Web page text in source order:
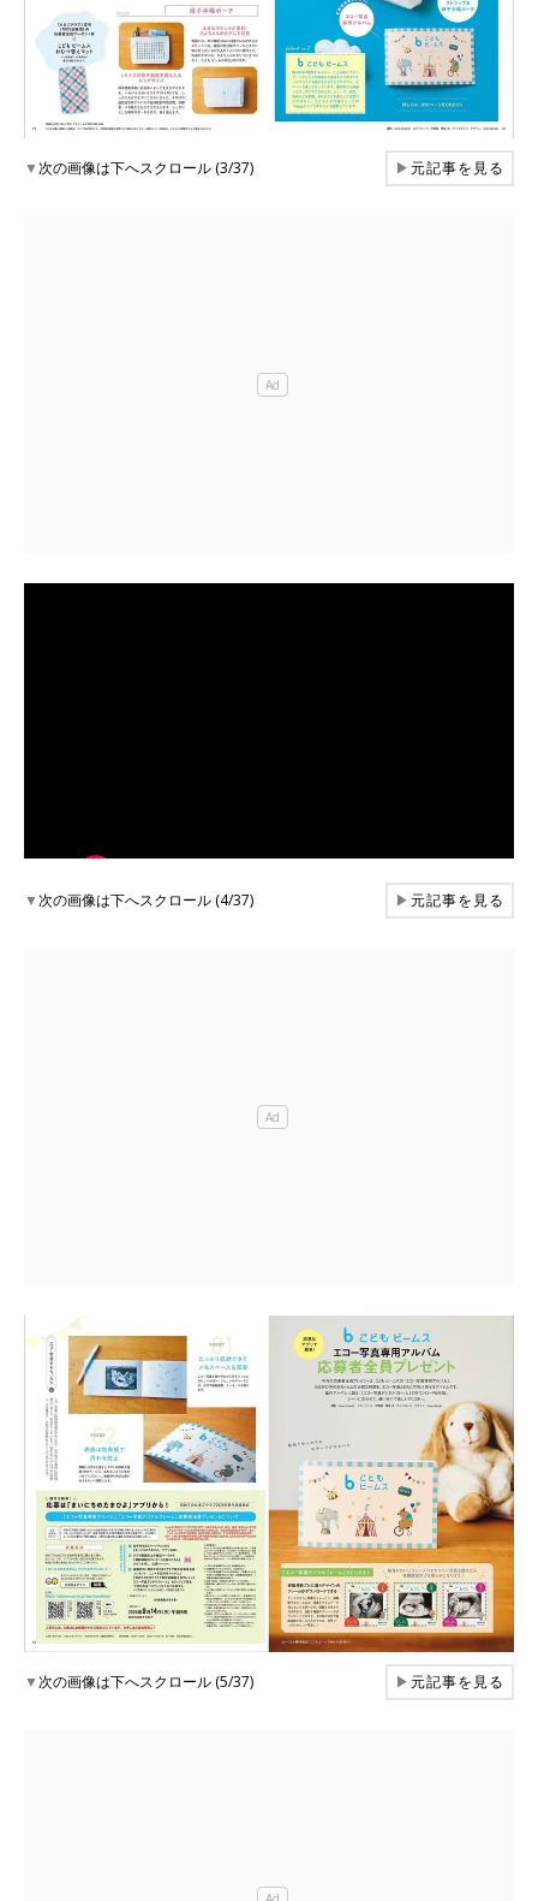
▼次の画像は下へスクロール (3/37) ▶元記事を見る
▼次の画像は下へスクロール (4/37) ▶元記事を見る
▼次の画像は下へスクロール (5/37) ▶元記事を見る